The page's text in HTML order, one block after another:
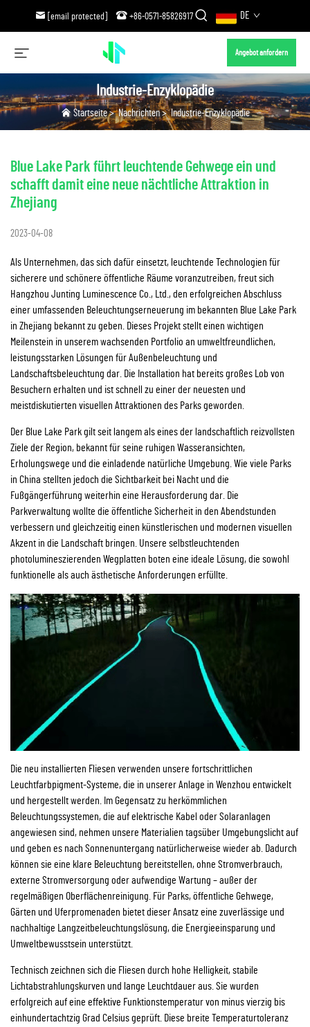
[email protected] +86-0571-85826917 DE
Angebot anfordern
Industrie-Enzyklopädie
Startseite>Nachrichten>Industrie-Enzyklopädie
Blue Lake Park führt leuchtende Gehwege ein und
schafft damit eine neue nächtliche Attraktion in
Zhejiang
2023-04-08
Als Unternehmen, das sich dafür einsetzt, leuchtende Technologien für
sicherere und schönere öffentliche Räume voranzutreiben, freut sich
Hangzhou Junting Luminescence Co., Ltd., den erfolgreichen Abschluss
einer umfassenden Beleuchtungserneuerung im bekannten Blue Lake Park
in Zhejiang bekannt zu geben. Dieses Projekt stellt einen wichtigen
Meilenstein in unserem wachsenden Portfolio an umweltfreundlichen,
leistungsstarken Lösungen für Außenbeleuchtung und
Landschaftsbeleuchtung dar. Die Installation hat bereits großes Lob von
Besuchern erhalten und ist schnell zu einer der neuesten und
meistdiskutierten visuellen Attraktionen des Parks geworden.
Der Blue Lake Park gilt seit langem als eines der landschaftlich reizvollsten
Ziele der Region, bekannt für seine ruhigen Wasseransichten,
Erholungswege und die einladende natürliche Umgebung. Wie viele Parks
in China stellten jedoch die Sichtbarkeit bei Nacht und die
Fußgängerführung weiterhin eine Herausforderung dar. Die
Parkverwaltung wollte die öffentliche Sicherheit in den Abendstunden
verbessern und gleichzeitig einen künstlerischen und modernen visuellen
Akzent in die Landschaft bringen. Unsere selbstleuchtenden
photolumineszierenden Wegplatten boten eine ideale Lösung, die sowohl
funktionelle als auch ästhetische Anforderungen erfüllte.
Die neu installierten Fliesen verwenden unsere fortschrittlichen
Leuchtfarbpigment-Systeme, die in unserer Anlage in Wenzhou entwickelt
und hergestellt werden. Im Gegensatz zu herkömmlichen
Beleuchtungssystemen, die auf elektrische Kabel oder Solaranlagen
angewiesen sind, nehmen unsere Materialien tagsüber Umgebungslicht auf
und geben es nach Sonnenuntergang natürlicherweise wieder ab. Dadurch
können sie eine klare Beleuchtung bereitstellen, ohne Stromverbrauch,
externe Stromversorgung oder aufwendige Wartung – außer der
regelmäßigen Oberflächenreinigung. Für Parks, öffentliche Gehwege,
Gärten und Uferpromenaden bietet dieser Ansatz eine zuverlässige und
nachhaltige Langzeitbeleuchtungslösung, die Energieeinsparung und
Umweltbewusstsein unterstützt.
Technisch zeichnen sich die Fliesen durch hohe Helligkeit, stabile
Lichtabstrahlungskurven und lange Leuchtdauer aus. Sie wurden
erfolgreich auf eine effektive Funktionstemperatur von minus vierzig bis
einhundertachtzig Grad Celsius geprüft. Diese breite Temperaturtoleranz